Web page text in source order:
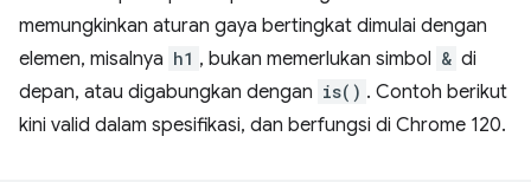
memungkinkan aturan gaya bertingkat dimulai dengan
elemen, misalnya h1 , bukan memerlukan simbol & di
depan, atau digabungkan dengan is() . Contoh berikut
kini valid dalam spesifikasi, dan berfungsi di Chrome 120.